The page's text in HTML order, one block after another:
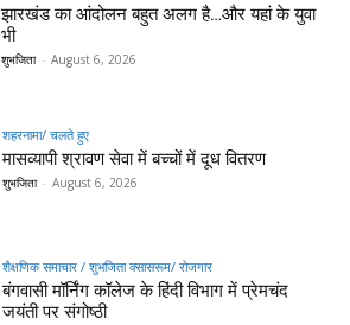
झारखंड का आंदोलन बहुत अलग है…और यहां के युवा
भी
शुभजिता - August 6, 2026
शहरनामा/ चलते हुए
मासव्यापी श्रावण सेवा में बच्चों में दूध वितरण
शुभजिता - August 6, 2026
शैक्षणिक समाचार / शुभजिता क्सासरूम/ रोजगार
बंगवासी मॉर्निंग कॉलेज के हिंदी विभाग में प्रेमचंद
जयंती पर संगोष्ठी